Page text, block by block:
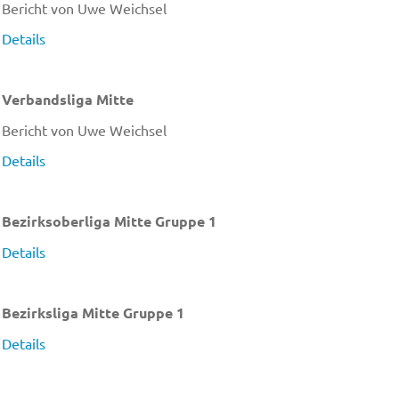
Bericht von Uwe Weichsel
Details
Verbandsliga Mitte
Bericht von Uwe Weichsel
Details
Bezirksoberliga Mitte Gruppe 1
Details
Bezirksliga Mitte Gruppe 1
Details